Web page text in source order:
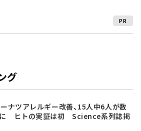
PR
グ
ーナツアレルギー改善、15人中6人が数
に ヒトの実証は初 Science系列誌掲